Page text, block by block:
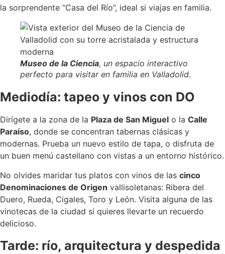
la sorprendente “Casa del Río”, ideal si viajas en familia.
Museo de la Ciencia, un espacio interactivo
perfecto para visitar en familia en Valladolid.
Mediodía: tapeo y vinos con DO
Dirígete a la zona de la Plaza de San Miguel o la Calle
Paraíso, donde se concentran tabernas clásicas y
modernas. Prueba un nuevo estilo de tapa, o disfruta de
un buen menú castellano con vistas a un entorno histórico.
No olvides maridar tus platos con vinos de las cinco
Denominaciones de Origen vallisoletanas: Ribera del
Duero, Rueda, Cigales, Toro y León. Visita alguna de las
vinotecas de la ciudad si quieres llevarte un recuerdo
delicioso.
Tarde: río, arquitectura y despedida